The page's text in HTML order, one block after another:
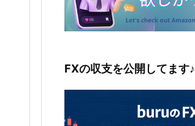
FXの収支を公開してます♪